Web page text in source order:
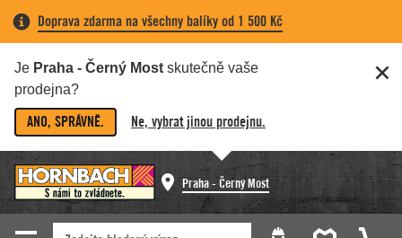
Doprava zdarma na všechny balíky od 1 500 Kč
Je Praha - Černý Most skutečně vaše
prodejna?
ANO, SPRÁVNĚ. Ne, vybrat jinou prodejnu.
Praha - Černý Most